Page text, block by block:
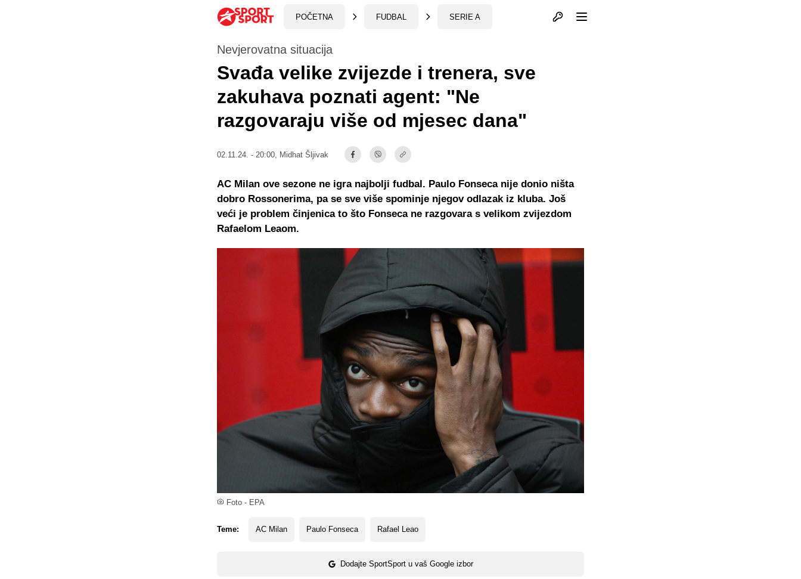
POČETNA FUDBAL SERIE A Otvori profil
Foto - EPA
Nevjerovatna situacija
Svađa velike zvijezde i trenera, sve
zakuhava poznati agent: "Ne
razgovaraju više od mjesec dana"
02.11.24. - 20:00, Midhat Šljivak
Teme: AC Milan Paulo Fonseca Rafael Leao
Dodajte SportSport u vaš Google izbor
AC Milan ove sezone ne igra najbolji fudbal. Paulo Fonseca nije donio ništa
dobro Rossonerima, pa se sve više spominje njegov odlazak iz kluba. Još
veći je problem činjenica to što Fonseca ne razgovara s velikom zvijezdom
Rafaelom Leaom.